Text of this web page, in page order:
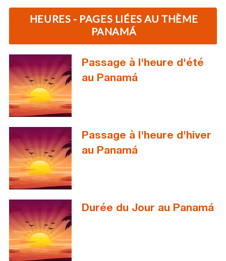
HEURES - PAGES LIÉES AU THÈME
PANAMÁ
Passage à l'heure d'été
au Panamá
Passage à l'heure d'hiver
au Panamá
Durée du Jour au Panamá